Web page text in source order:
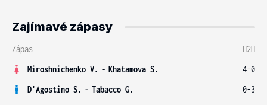
Zajímavé zápasy
Zápas
H2H
Miroshnichenko V. - Khatamova S.
4-0
D'Agostino S. - Tabacco G.
0-3